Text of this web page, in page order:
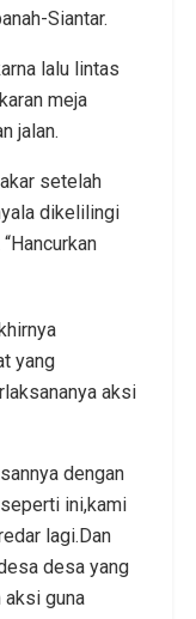
Siantar.
lalu lintas
meja
jalan.
setelah
dikelilingi
yang
aksi
dengan
ini,kami
lagi.Dan
desa yang
aksi guna